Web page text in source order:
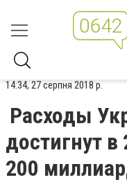
14:34, 27 серпня 2018 р.
Расходы
достигнут в
200